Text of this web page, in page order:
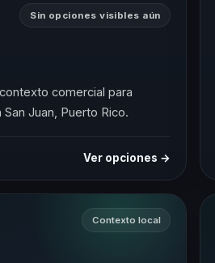
Sin opciones visibles aún
comercial para
Juan, Puerto Rico.
Ver opciones →
Contexto local